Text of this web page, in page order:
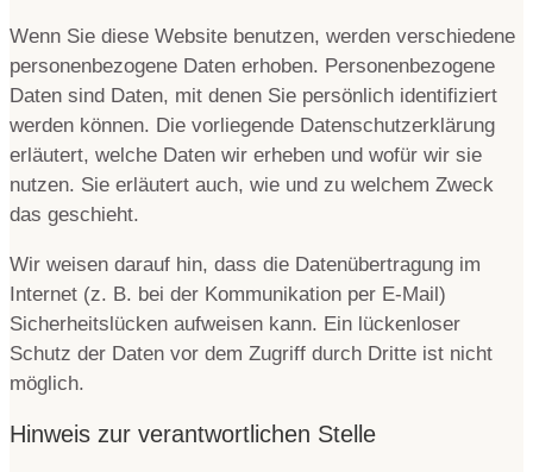
Wenn Sie diese Website benutzen, werden verschiedene
personenbezogene Daten erhoben. Personenbezogene
Daten sind Daten, mit denen Sie persönlich identifiziert
werden können. Die vorliegende Datenschutzerklärung
erläutert, welche Daten wir erheben und wofür wir sie
nutzen. Sie erläutert auch, wie und zu welchem Zweck
das geschieht.
Wir weisen darauf hin, dass die Datenübertragung im
Internet (z. B. bei der Kommunikation per E-Mail)
Sicherheitslücken aufweisen kann. Ein lückenloser
Schutz der Daten vor dem Zugriff durch Dritte ist nicht
möglich.
Hinweis zur verantwortlichen Stelle